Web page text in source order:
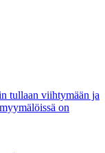
tullaan viihtymään ja
on